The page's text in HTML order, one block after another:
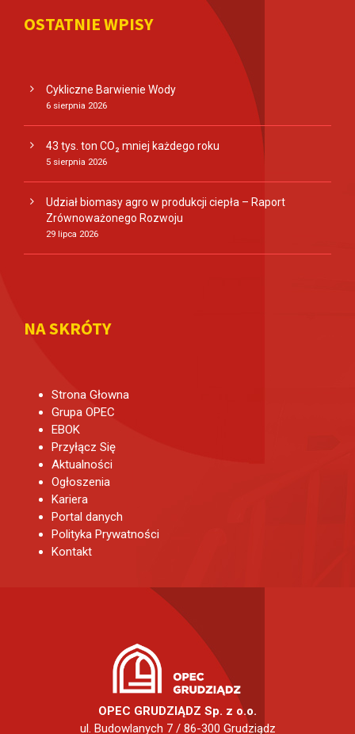
OSTATNIE WPISY
Cykliczne Barwienie Wody
6 sierpnia 2026
43 tys. ton CO₂ mniej każdego roku
5 sierpnia 2026
Udział biomasy agro w produkcji ciepła – Raport
Zrównoważonego Rozwoju
29 lipca 2026
NA SKRÓTY
Strona Głowna
Grupa OPEC
EBOK
Przyłącz Się
Aktualności
Ogłoszenia
Kariera
Portal danych
Polityka Prywatności
Kontakt
OPEC GRUDZIĄDZ Sp. z o.o.
ul. Budowlanych 7 / 86-300 Grudziądz